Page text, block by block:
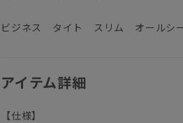
ビジネス タイト スリム オールシ
アイテム詳細
【仕様】